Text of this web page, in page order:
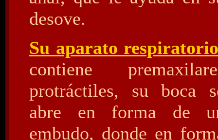
desove.
Su aparato respiratorio
contiene
protráctiles, su boca
abre en forma de
embudo, donde en